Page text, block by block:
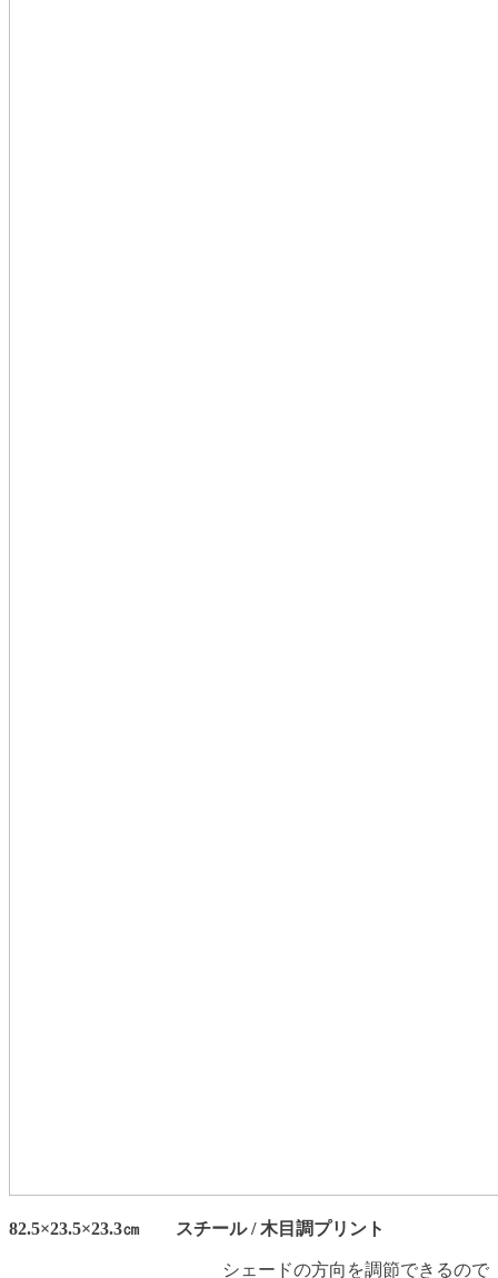
82.5×23.5×23.3㎝ スチール / 木目調プリント
シェードの方向を調節できるので